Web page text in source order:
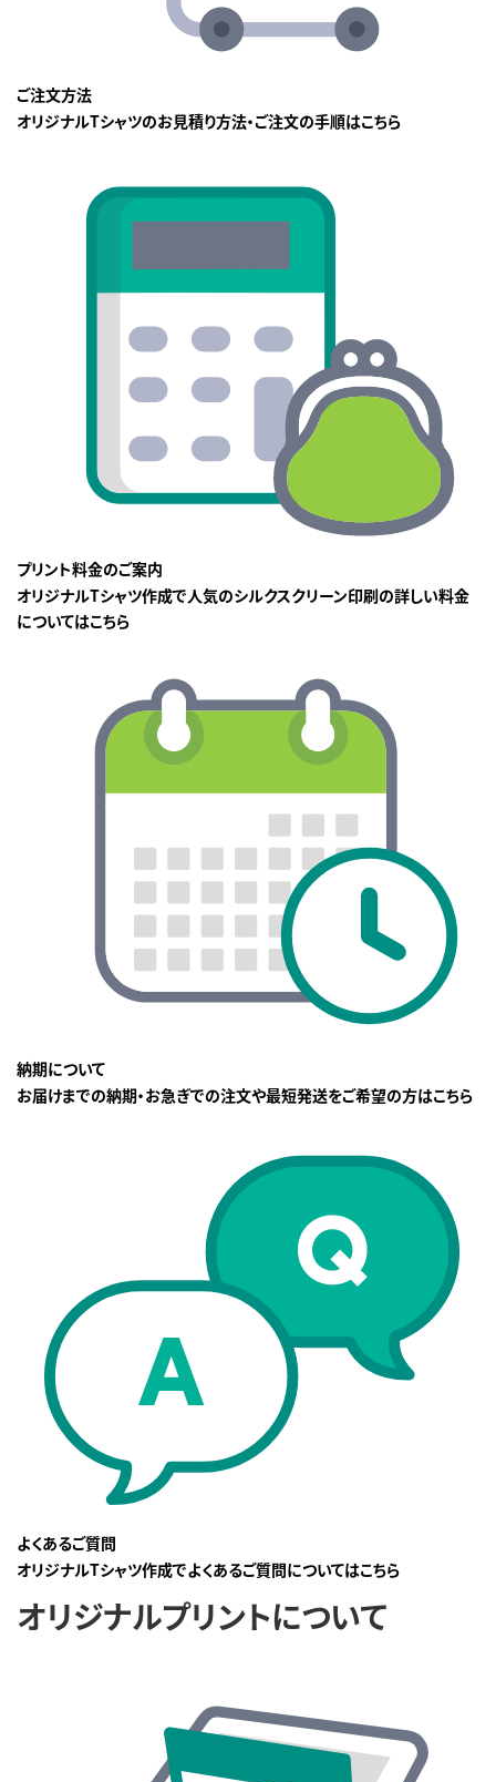
ご注文方法
オリジナルTシャツのお見積り方法・ご注文の手順はこちら
プリント料金のご案内
オリジナルTシャツ作成で人気のシルクスクリーン印刷の詳しい料金
についてはこちら
納期について
お届けまでの納期・お急ぎでの注文や最短発送をご希望の方はこちら
よくあるご質問
オリジナルTシャツ作成でよくあるご質問についてはこちら
オリジナルプリントについて